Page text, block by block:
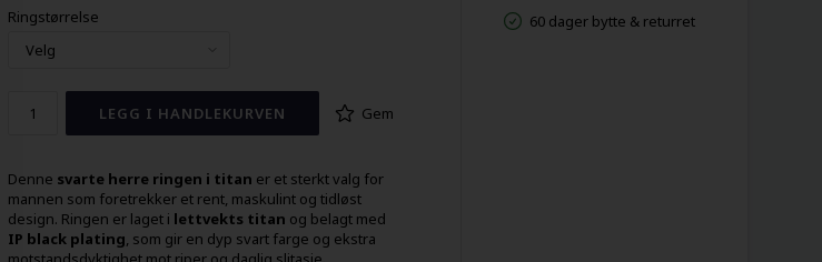
Ringstørrelse
Gem
Denne svarte herre ringen i titan er et sterkt valg for
mannen som foretrekker et rent, maskulint og tidløst
design. Ringen er laget i lettvekts titan og belagt med
IP black plating, som gir en dyp svart farge og ekstra
60 dager bytte & returret